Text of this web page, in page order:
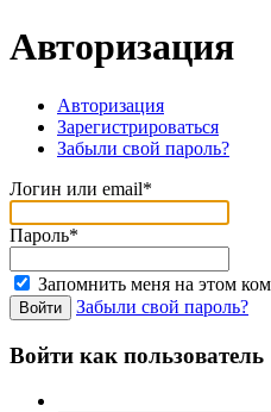
Авторизация
Авторизация
Зарегистрироваться
Забыли свой пароль?
Логин или email*
Пароль*
Запомнить меня на этом
Забыли свой пароль?
Войти как пользователь